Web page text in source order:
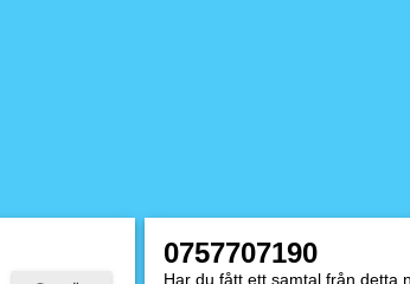
0757707190
Har du fått ett samtal från detta